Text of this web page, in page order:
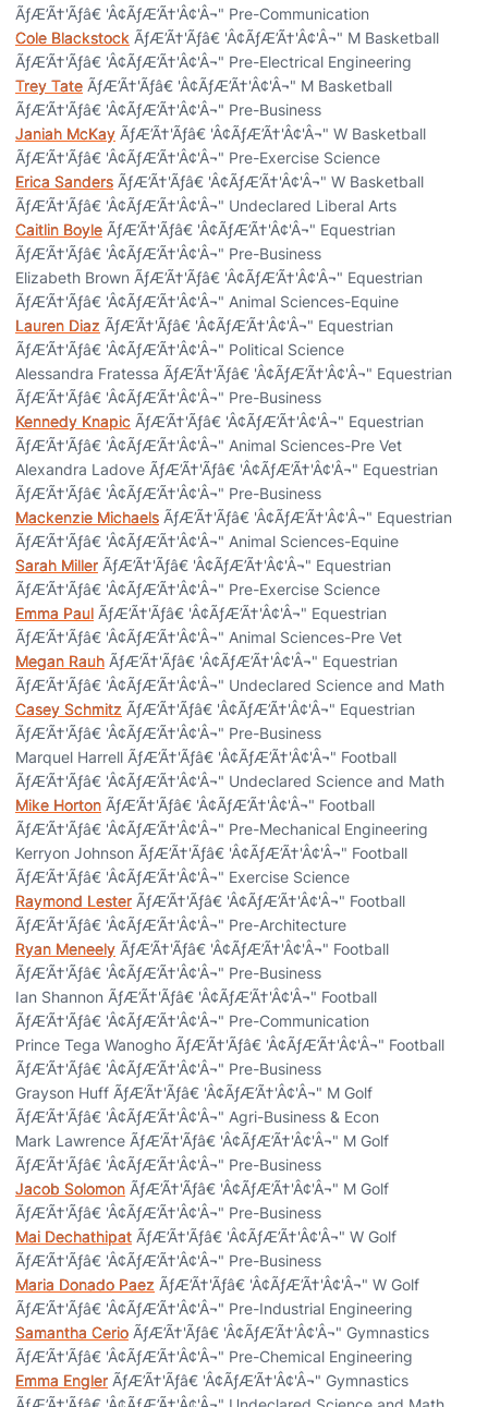
ÃƒÆ’Ã†'Ãƒâ€ 'Â¢ÃƒÆ’Ã†'Â¢'Â¬" Pre-Communication
Cole Blackstock ÃƒÆ’Ã†'Ãƒâ€ 'Â¢ÃƒÆ’Ã†'Â¢'Â¬" M Basketball
ÃƒÆ’Ã†'Ãƒâ€ 'Â¢ÃƒÆ’Ã†'Â¢'Â¬" Pre-Electrical Engineering
Trey Tate ÃƒÆ’Ã†'Ãƒâ€ 'Â¢ÃƒÆ’Ã†'Â¢'Â¬" M Basketball
ÃƒÆ’Ã†'Ãƒâ€ 'Â¢ÃƒÆ’Ã†'Â¢'Â¬" Pre-Business
Janiah McKay ÃƒÆ’Ã†'Ãƒâ€ 'Â¢ÃƒÆ’Ã†'Â¢'Â¬" W Basketball
ÃƒÆ’Ã†'Ãƒâ€ 'Â¢ÃƒÆ’Ã†'Â¢'Â¬" Pre-Exercise Science
Erica Sanders ÃƒÆ’Ã†'Ãƒâ€ 'Â¢ÃƒÆ’Ã†'Â¢'Â¬" W Basketball
ÃƒÆ’Ã†'Ãƒâ€ 'Â¢ÃƒÆ’Ã†'Â¢'Â¬" Undeclared Liberal Arts
Caitlin Boyle ÃƒÆ’Ã†'Ãƒâ€ 'Â¢ÃƒÆ’Ã†'Â¢'Â¬" Equestrian
ÃƒÆ’Ã†'Ãƒâ€ 'Â¢ÃƒÆ’Ã†'Â¢'Â¬" Pre-Business
Elizabeth Brown ÃƒÆ’Ã†'Ãƒâ€ 'Â¢ÃƒÆ’Ã†'Â¢'Â¬" Equestrian
ÃƒÆ’Ã†'Ãƒâ€ 'Â¢ÃƒÆ’Ã†'Â¢'Â¬" Animal Sciences-Equine
Lauren Diaz ÃƒÆ’Ã†'Ãƒâ€ 'Â¢ÃƒÆ’Ã†'Â¢'Â¬" Equestrian
ÃƒÆ’Ã†'Ãƒâ€ 'Â¢ÃƒÆ’Ã†'Â¢'Â¬" Political Science
Alessandra Fratessa ÃƒÆ’Ã†'Ãƒâ€ 'Â¢ÃƒÆ’Ã†'Â¢'Â¬" Equestrian
ÃƒÆ’Ã†'Ãƒâ€ 'Â¢ÃƒÆ’Ã†'Â¢'Â¬" Pre-Business
Kennedy Knapic ÃƒÆ’Ã†'Ãƒâ€ 'Â¢ÃƒÆ’Ã†'Â¢'Â¬" Equestrian
ÃƒÆ’Ã†'Ãƒâ€ 'Â¢ÃƒÆ’Ã†'Â¢'Â¬" Animal Sciences-Pre Vet
Alexandra Ladove ÃƒÆ’Ã†'Ãƒâ€ 'Â¢ÃƒÆ’Ã†'Â¢'Â¬" Equestrian
ÃƒÆ’Ã†'Ãƒâ€ 'Â¢ÃƒÆ’Ã†'Â¢'Â¬" Pre-Business
Mackenzie Michaels ÃƒÆ’Ã†'Ãƒâ€ 'Â¢ÃƒÆ’Ã†'Â¢'Â¬" Equestrian
ÃƒÆ’Ã†'Ãƒâ€ 'Â¢ÃƒÆ’Ã†'Â¢'Â¬" Animal Sciences-Equine
Sarah Miller ÃƒÆ’Ã†'Ãƒâ€ 'Â¢ÃƒÆ’Ã†'Â¢'Â¬" Equestrian
ÃƒÆ’Ã†'Ãƒâ€ 'Â¢ÃƒÆ’Ã†'Â¢'Â¬" Pre-Exercise Science
Emma Paul ÃƒÆ’Ã†'Ãƒâ€ 'Â¢ÃƒÆ’Ã†'Â¢'Â¬" Equestrian
ÃƒÆ’Ã†'Ãƒâ€ 'Â¢ÃƒÆ’Ã†'Â¢'Â¬" Animal Sciences-Pre Vet
Megan Rauh ÃƒÆ’Ã†'Ãƒâ€ 'Â¢ÃƒÆ’Ã†'Â¢'Â¬" Equestrian
ÃƒÆ’Ã†'Ãƒâ€ 'Â¢ÃƒÆ’Ã†'Â¢'Â¬" Undeclared Science and Math
Casey Schmitz ÃƒÆ’Ã†'Ãƒâ€ 'Â¢ÃƒÆ’Ã†'Â¢'Â¬" Equestrian
ÃƒÆ’Ã†'Ãƒâ€ 'Â¢ÃƒÆ’Ã†'Â¢'Â¬" Pre-Business
Marquel Harrell ÃƒÆ’Ã†'Ãƒâ€ 'Â¢ÃƒÆ’Ã†'Â¢'Â¬" Football
ÃƒÆ’Ã†'Ãƒâ€ 'Â¢ÃƒÆ’Ã†'Â¢'Â¬" Undeclared Science and Math
Mike Horton ÃƒÆ’Ã†'Ãƒâ€ 'Â¢ÃƒÆ’Ã†'Â¢'Â¬" Football
ÃƒÆ’Ã†'Ãƒâ€ 'Â¢ÃƒÆ’Ã†'Â¢'Â¬" Pre-Mechanical Engineering
Kerryon Johnson ÃƒÆ’Ã†'Ãƒâ€ 'Â¢ÃƒÆ’Ã†'Â¢'Â¬" Football
ÃƒÆ’Ã†'Ãƒâ€ 'Â¢ÃƒÆ’Ã†'Â¢'Â¬" Exercise Science
Raymond Lester ÃƒÆ’Ã†'Ãƒâ€ 'Â¢ÃƒÆ’Ã†'Â¢'Â¬" Football
ÃƒÆ’Ã†'Ãƒâ€ 'Â¢ÃƒÆ’Ã†'Â¢'Â¬" Pre-Architecture
Ryan Meneely ÃƒÆ’Ã†'Ãƒâ€ 'Â¢ÃƒÆ’Ã†'Â¢'Â¬" Football
ÃƒÆ’Ã†'Ãƒâ€ 'Â¢ÃƒÆ’Ã†'Â¢'Â¬" Pre-Business
Ian Shannon ÃƒÆ’Ã†'Ãƒâ€ 'Â¢ÃƒÆ’Ã†'Â¢'Â¬" Football
ÃƒÆ’Ã†'Ãƒâ€ 'Â¢ÃƒÆ’Ã†'Â¢'Â¬" Pre-Communication
Prince Tega Wanogho ÃƒÆ’Ã†'Ãƒâ€ 'Â¢ÃƒÆ’Ã†'Â¢'Â¬" Football
ÃƒÆ’Ã†'Ãƒâ€ 'Â¢ÃƒÆ’Ã†'Â¢'Â¬" Pre-Business
Grayson Huff ÃƒÆ’Ã†'Ãƒâ€ 'Â¢ÃƒÆ’Ã†'Â¢'Â¬" M Golf
ÃƒÆ’Ã†'Ãƒâ€ 'Â¢ÃƒÆ’Ã†'Â¢'Â¬" Agri-Business & Econ
Mark Lawrence ÃƒÆ’Ã†'Ãƒâ€ 'Â¢ÃƒÆ’Ã†'Â¢'Â¬" M Golf
ÃƒÆ’Ã†'Ãƒâ€ 'Â¢ÃƒÆ’Ã†'Â¢'Â¬" Pre-Business
Jacob Solomon ÃƒÆ’Ã†'Ãƒâ€ 'Â¢ÃƒÆ’Ã†'Â¢'Â¬" M Golf
ÃƒÆ’Ã†'Ãƒâ€ 'Â¢ÃƒÆ’Ã†'Â¢'Â¬" Pre-Business
Mai Dechathipat ÃƒÆ’Ã†'Ãƒâ€ 'Â¢ÃƒÆ’Ã†'Â¢'Â¬" W Golf
ÃƒÆ’Ã†'Ãƒâ€ 'Â¢ÃƒÆ’Ã†'Â¢'Â¬" Pre-Business
Maria Donado Paez ÃƒÆ’Ã†'Ãƒâ€ 'Â¢ÃƒÆ’Ã†'Â¢'Â¬" W Golf
ÃƒÆ’Ã†'Ãƒâ€ 'Â¢ÃƒÆ’Ã†'Â¢'Â¬" Pre-Industrial Engineering
Samantha Cerio ÃƒÆ’Ã†'Ãƒâ€ 'Â¢ÃƒÆ’Ã†'Â¢'Â¬" Gymnastics
ÃƒÆ’Ã†'Ãƒâ€ 'Â¢ÃƒÆ’Ã†'Â¢'Â¬" Pre-Chemical Engineering
Emma Engler ÃƒÆ’Ã†'Ãƒâ€ 'Â¢ÃƒÆ’Ã†'Â¢'Â¬" Gymnastics